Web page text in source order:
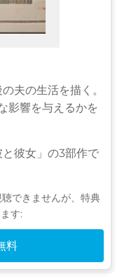
夫の生活を描く。
影響を与えるかを
彼女」の3部作で
できませんが、特典
す:
料